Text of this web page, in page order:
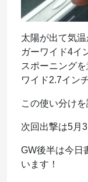
太陽が出て気
ガーワイド4イ
スポーニング
ワイド2.7イン
この使い分け
次回出撃は5月3
GW後半は今日
います！